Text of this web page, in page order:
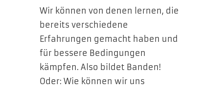
Wir können von denen lernen, die
bereits verschiedene
Erfahrungen gemacht haben und
für bessere Bedingungen
kämpfen. Also bildet Banden!
Oder: Wie können wir uns